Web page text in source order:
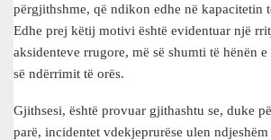
përgjithshme, që ndikon edhe në kapacitetin
Edhe prej këtij motivi është evidentuar një
aksidenteve rrugore, më së shumti të hënën
së ndërrimit të orës.
Gjithsesi, është provuar gjithashtu se, duke
parë, incidentet vdekjeprurëse ulen